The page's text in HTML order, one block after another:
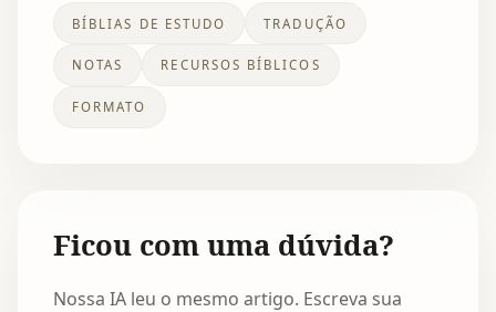
BÍBLIAS DE ESTUDO TRADUÇÃO
NOTAS RECURSOS BÍBLICOS
FORMATO
Ficou com uma dúvida?
Nossa IA leu o mesmo artigo. Escreva sua